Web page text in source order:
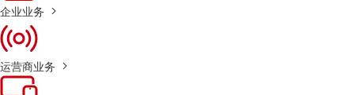
企业业务
运营商业务